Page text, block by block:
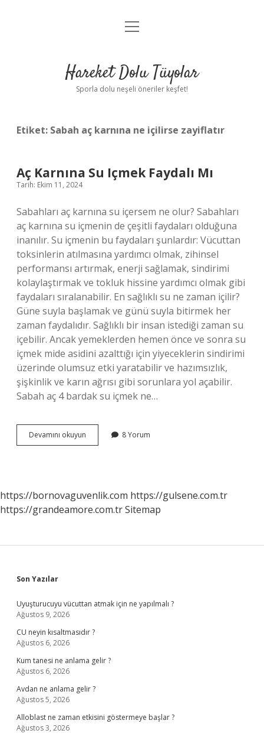
Anasayfa
Yasal Uyarı
menüyü
Hareket Dolu Tüyolar
Sporla dolu neşeli öneriler keşfet!
Etiket: Sabah aç karnına ne içilirse zayiflatır
Aç Karnına Su Içmek Faydalı Mı
Tarih: Ekim 11, 2024
Sabahları aç karnına su içersem ne olur? Sabahları
aç karnına su içmenin de çeşitli faydaları olduğuna
inanılır. Su içmenin bu faydaları şunlardır: Vücuttan
toksinlerin atılmasına yardımcı olmak, zihinsel
performansı artırmak, enerji sağlamak, sindirimi
kolaylaştırmak ve tokluk hissine yardımcı olmak gibi
faydaları sıralanabilir. En sağlıklı su ne zaman içilir?
Güne suyla başlamak ve günü suyla bitirmek her
zaman faydalıdır. Sağlıklı bir insan istediği zaman su
içebilir. Ancak yemeklerden hemen önce ve sonra su
içmek mide asidini azalttığı için yiyeceklerin sindirimi
üzerinde olumsuz etki yaratabilir ve hazımsızlık,
şişkinlik ve karın ağrısı gibi sorunlara yol açabilir.
Sabah aç 4 bardak su içmek ne…
Devamını okuyun
Karnına
8 Yorum
https://bornovaguvenlik.com https://gulsene.com.tr
https://grandeamore.com.trSitemap
Sidebar
Son Yazılar
Uyuşturucuyu vücuttan atmak için ne yapılmalı ?
Ağustos 9, 2026
CU neyin kısaltmasıdır ?
Ağustos 6, 2026
Kum tanesi ne anlama gelir ?
Ağustos 6, 2026
Avdan ne anlama gelir ?
Ağustos 5, 2026
Alloblast ne zaman etkisini göstermeye başlar ?
Ağustos 3, 2026